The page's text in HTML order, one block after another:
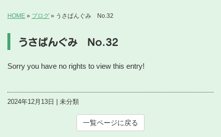
HOME » ブログ » うさぱんぐみ No.32
うさぱんぐみ No.32
Sorry you have no rights to view this entry!
2024年12月13日 | 未分類
一覧ページに戻る